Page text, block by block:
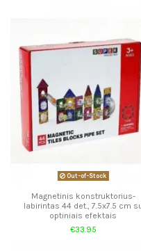
Out-of-Stock
Magnetinis konstruktorius-
labirintas 44 det., 7.5x7.5 cm
optiniais efektais
€33.95